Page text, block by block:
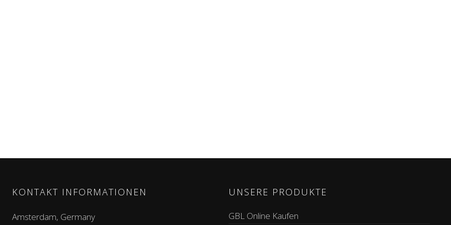
KONTAKT INFORMATIONEN
Amsterdam, Germany
UNSERE PRODUKTE
GBL Online Kaufen